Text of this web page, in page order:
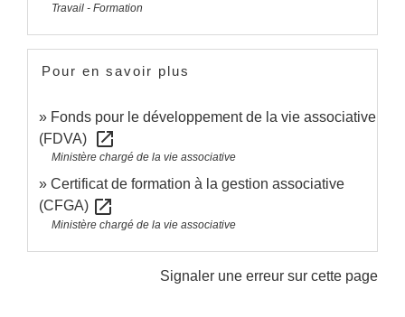
Travail - Formation
Pour en savoir plus
Fonds pour le développement de la vie associative
(FDVA)
open_in_new
Ministère chargé de la vie associative
Certificat de formation à la gestion associative
(CFGA) open_in_new
Ministère chargé de la vie associative
Signaler une erreur sur cette page